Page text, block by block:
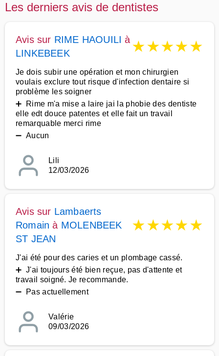
Les derniers avis de dentistes
Avis sur RIME HAOUILI à
LINKEBEEK
★★★★★
Je dois subir une opération et mon chirurgien
voulais exclure tout risque d'infection dentaire si
problème les soigner
➕ Rime m'a mise a laire jai la phobie des dentiste
elle edt douce patentes et elle fait un travail
remarquable merci rime
➖ Aucun
Lili
12/03/2026
Avis sur Lambaerts
Romain à MOLENBEEK
ST JEAN
★★★★★
J'ai été pour des caries et un plombage cassé.
➕ J'ai toujours été bien reçue, pas d'attente et
travail soigné. Je recommande.
➖ Pas actuellement
Valérie
09/03/2026